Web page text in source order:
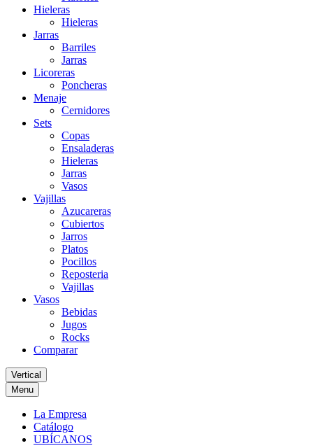
Hieleras
Hieleras
Jarras
Barriles
Jarras
Licoreras
Poncheras
Menaje
Cernidores
Sets
Copas
Ensaladeras
Hieleras
Jarras
Vasos
Vajillas
Azucareras
Cubiertos
Jarros
Platos
Pocillos
Reposteria
Vajillas
Vasos
Bebidas
Jugos
Rocks
Comparar
Vertical
Menu
La Empresa
Catálogo
UBÍCANOS